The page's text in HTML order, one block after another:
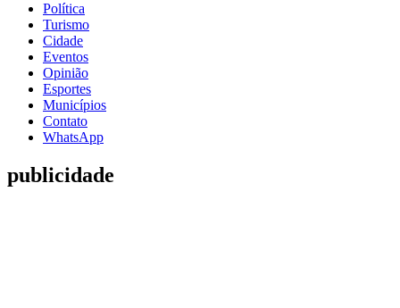
Política
Turismo
Cidade
Eventos
Opinião
Esportes
Municípios
Contato
WhatsApp
publicidade